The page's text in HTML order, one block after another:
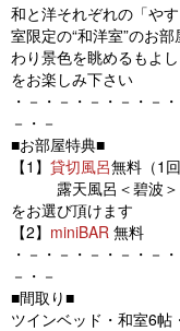
o
u
s
和と洋それぞれの「や
室限定の“和洋室”のお
わり景色を眺めるもよ
をお楽しみ下さい
・－・－・－・－・－
－・－
■お部屋特典■
【1】 貸切風呂無料（1
露天風呂＜碧波＞、
をお選び頂けます
【2】 miniBAR 無料
・－・－・－・－・－
－・－
■間取り■
ツインベッド・和室6帖